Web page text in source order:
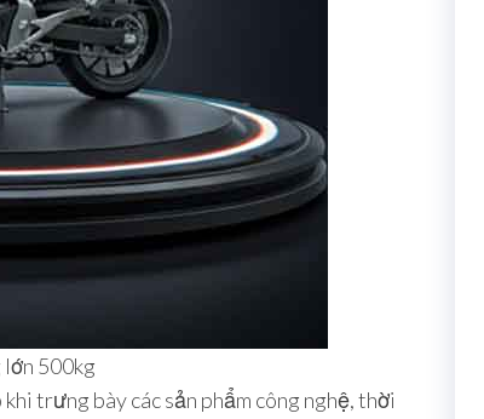
500kg
trưng bày các sản phẩm công nghệ, thời